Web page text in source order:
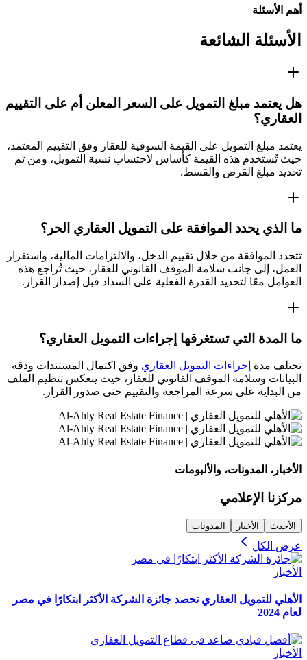
أهم الأسئلة
الأسئلة الشائعة
هل يعتمد مبلغ التمويل على السعر المعلن أم على التقييم
العقاري؟
يعتمد مبلغ التمويل على القيمة السوقية للعقار وفق التقييم المعتمد،
حيث تُستخدم هذه القيمة كأساس لاحتساب نسبة التمويل، ومن ثم
تحديد مبلغ القرض والقسط.
ما الذي يحدد الموافقة على التمويل العقاري الحر؟
تتحدد الموافقة من خلال تقييم الدخل، والالتزامات المالية، واستقرار
العمل، إلى جانب سلامة الموقف القانوني للعقار، حيث تُراجع هذه
العوامل معًا لتحديد القدرة الفعلية على السداد قبل إصدار القرار.
ما المدة التي تستغرقها إجراءات التمويل العقاري؟
تختلف مدة إجراءات التمويل العقاري وفق اكتمال المستندات ودقة
البيانات وسلامة الموقف القانوني للعقار، حيث ينعكس تنظيم الملف
من البداية على سرعة المراجعة والتقييم حتى صدور القرار.
الأخبار، المدونات، والألبومات
مركزنا الإعلامي
الأحدث الأخبار المدونات
عرض الكل
الأخبار
الأهلي للتمويل العقاري تحصد جائزة الشركة الأكثر ابتكارًا في مصر
لعام 2024
الأخبار